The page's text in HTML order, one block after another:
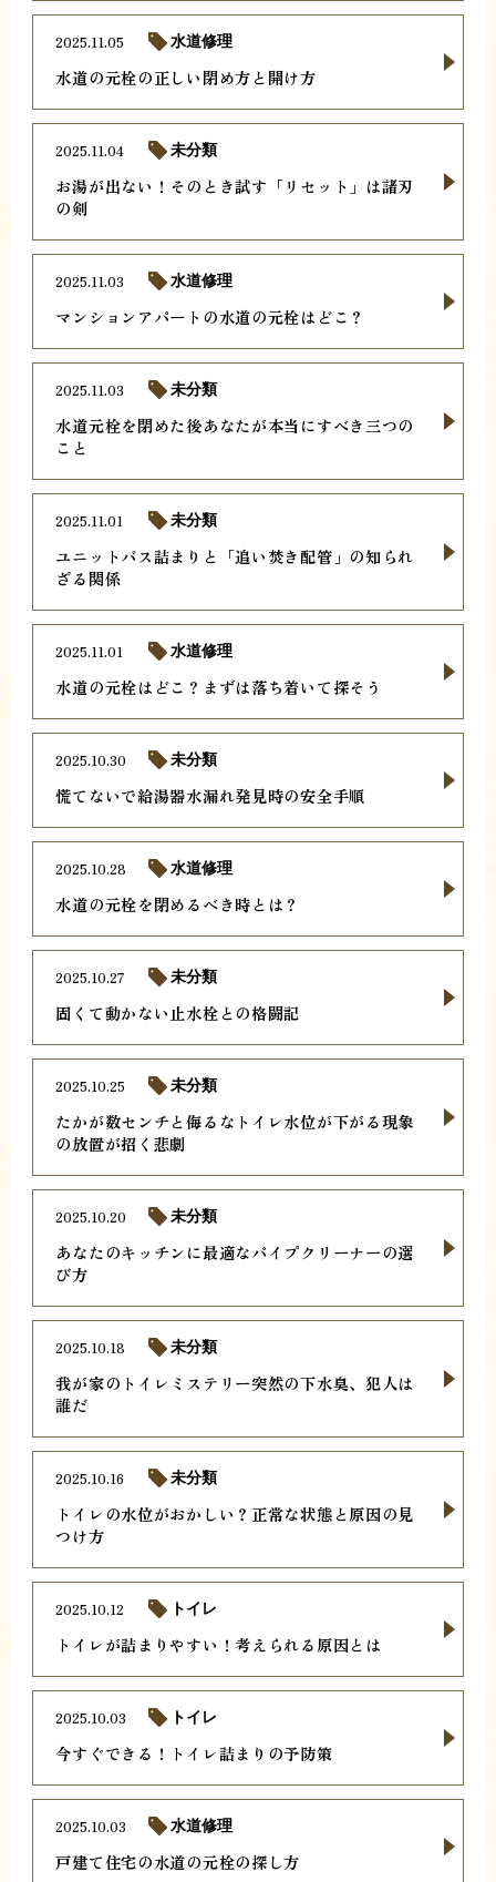
水道の元栓の正しい閉め方と開け方
2025.11.05 水道修理
お湯が出ない！そのとき試す「リセット」は諸刃
の剣
2025.11.04 未分類
マンションアパートの水道の元栓はどこ？
2025.11.03 水道修理
水道元栓を閉めた後あなたが本当にすべき三つの
こと
2025.11.03 未分類
ユニットバス詰まりと「追い焚き配管」の知られ
ざる関係
2025.11.01 未分類
水道の元栓はどこ？まずは落ち着いて探そう
2025.11.01 水道修理
慌てないで給湯器水漏れ発見時の安全手順
2025.10.30 未分類
水道の元栓を閉めるべき時とは？
2025.10.28 水道修理
固くて動かない止水栓との格闘記
2025.10.27 未分類
たかが数センチと侮るなトイレ水位が下がる現象
の放置が招く悲劇
2025.10.25 未分類
あなたのキッチンに最適なパイプクリーナーの選
び方
2025.10.20 未分類
我が家のトイレミステリー突然の下水臭、犯人は
誰だ
2025.10.18 未分類
トイレの水位がおかしい？正常な状態と原因の見
つけ方
2025.10.16 未分類
トイレが詰まりやすい！考えられる原因とは
2025.10.12 トイレ
今すぐできる！トイレ詰まりの予防策
2025.10.03 トイレ
戸建て住宅の水道の元栓の探し方
2025.10.03 水道修理